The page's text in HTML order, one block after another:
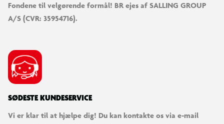
Fondene til velgørende formål! BR ejes af SALLING GROUP
A/S (CVR: 35954716).
SØDESTE KUNDESERVICE
Vi er klar til at hjælpe dig! Du kan kontakte os via e-mail